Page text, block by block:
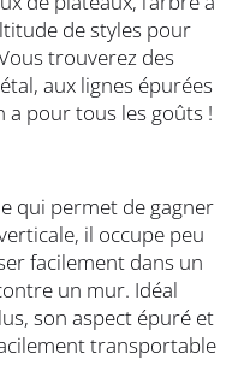
de styles pour
trouverez des
aux lignes épurées
a pour tous les goûts !
qui permet de gagner
il occupe peu
facilement dans un
un mur. Idéal
son aspect épuré et
transportable